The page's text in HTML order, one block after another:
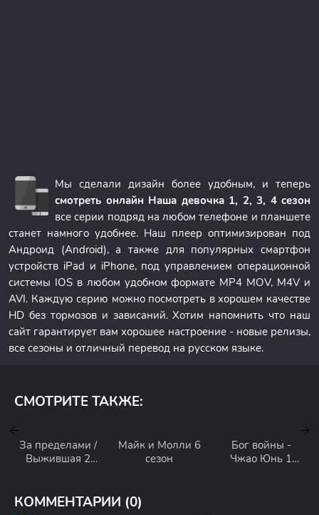
Мы сделали дизайн более удобным, и теперь
смотреть онлайн Наша девочка 1, 2, 3, 4 сезон
все серии подряд на любом телефоне и планшете
станет намного удобнее. Наш плеер оптимизирован под
Андроид (Android), а также для популярных смартфон
устройств iPad и iPhone, под управлением операционной
системы IOS в любом удобном формате MP4 MOV, M4V и
AVI. Каждую серию можно посмотреть в хорошем качестве
HD без тормозов и зависаний. Хотим напомнить что наш
сайт гарантирует вам хорошее настроение - новые релизы,
все сезоны и отличный перевод на русском языке.
СМОТРИТЕ ТАКЖЕ:
За пределами /
Выжившая 2
Майк и Молли 6
сезон
Бог войны -
Чжао Юнь 1
КОММЕНТАРИИ (0)